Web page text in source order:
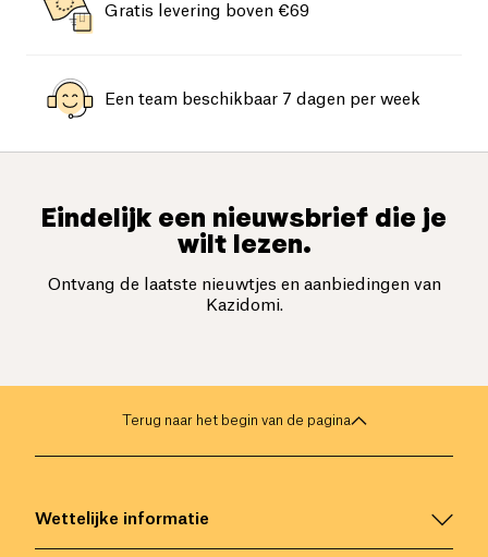
Gratis levering boven €69
Een team beschikbaar 7 dagen per week
Eindelijk een nieuwsbrief die je
wilt lezen.
Ontvang de laatste nieuwtjes en aanbiedingen van
Kazidomi.
Terug naar het begin van de pagina
Wettelijke informatie